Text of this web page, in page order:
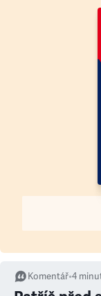
Komentář•4